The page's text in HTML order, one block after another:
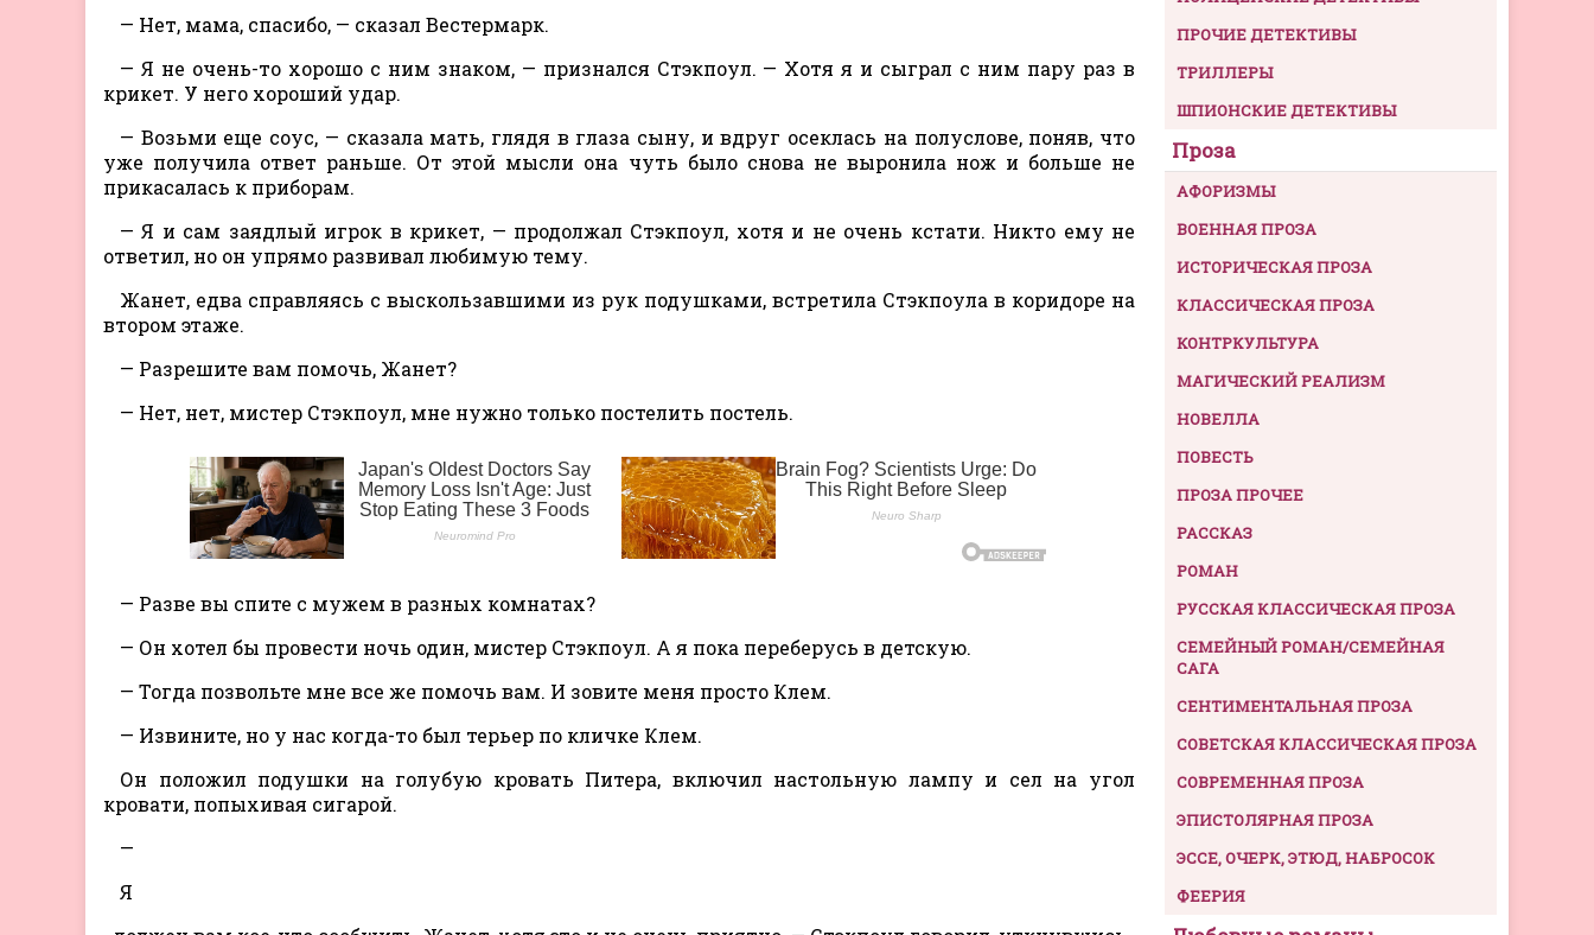
— Нет, мама, спасибо, — сказал Вестермарк.
— Я не очень-то хорошо с ним знаком, — признался Стэкпоул. — Хотя я и сыграл с ним пару раз в
крикет. У него хороший удар.
— Возьми еще соус, — сказала мать, глядя в глаза сыну, и вдруг осеклась на полуслове, поняв, что
уже получила ответ раньше. От этой мысли она чуть было снова не выронила нож и больше не
прикасалась к приборам.
— Я и сам заядлый игрок в крикет, — продолжал Стэкпоул, хотя и не очень кстати. Никто ему не
ответил, но он упрямо развивал любимую тему.
Жанет, едва справляясь с выскользавшими из рук подушками, встретила Стэкпоула в коридоре на
втором этаже.
— Разрешите вам помочь, Жанет?
— Нет, нет, мистер Стэкпоул, мне нужно только постелить постель.
— Разве вы спите с мужем в разных комнатах?
— Он хотел бы провести ночь один, мистер Стэкпоул. А я пока переберусь в детскую.
— Тогда позвольте мне все же помочь вам. И зовите меня просто Клем.
— Извините, но у нас когда-то был терьер по кличке Клем.
Он положил подушки на голубую кровать Питера, включил настольную лампу и сел на угол
кровати, попыхивая сигарой.
—
Я
ПРОЧИЕ ДЕТЕКТИВЫ
ТРИЛЛЕРЫ
ШПИОНСКИЕ ДЕТЕКТИВЫ
Проза
АФОРИЗМЫ
ВОЕННАЯ ПРОЗА
ИСТОРИЧЕСКАЯ ПРОЗА
КЛАССИЧЕСКАЯ ПРОЗА
КОНТРКУЛЬТУРА
МАГИЧЕСКИЙ РЕАЛИЗМ
НОВЕЛЛА
ПОВЕСТЬ
ПРОЗА ПРОЧЕЕ
РАССКАЗ
РОМАН
РУССКАЯ КЛАССИЧЕСКАЯ ПРОЗА
СЕМЕЙНЫЙ РОМАН/СЕМЕЙНАЯ
САГА
СЕНТИМЕНТАЛЬНАЯ ПРОЗА
СОВЕТСКАЯ КЛАССИЧЕСКАЯ ПРОЗА
СОВРЕМЕННАЯ ПРОЗА
ЭПИСТОЛЯРНАЯ ПРОЗА
ЭССЕ, ОЧЕРК, ЭТЮД, НАБРОСОК
ФЕЕРИЯ